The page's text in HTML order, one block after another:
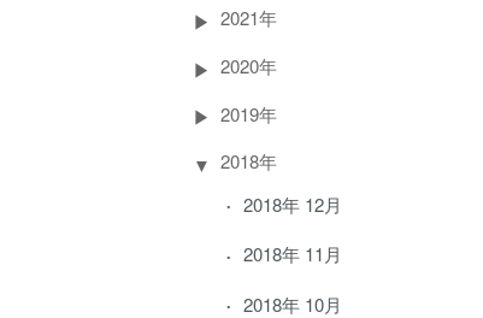
2021年
2020年
2019年
2018年
2018年 12月
2018年 11月
2018年 10月